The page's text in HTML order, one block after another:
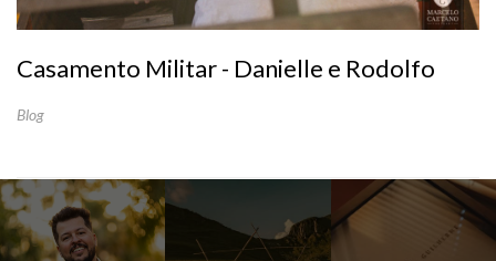
Casamento Militar - Danielle e Rodolfo
Blog